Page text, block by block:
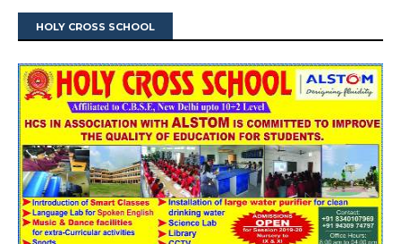
HOLY CROSS SCHOOL